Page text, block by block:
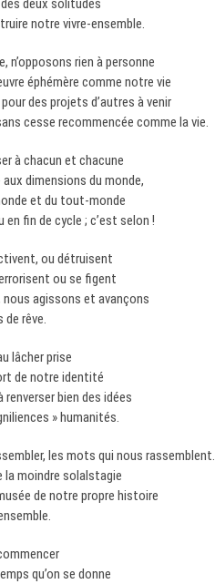
deux solitudes
notre vivre-ensemble.
n’opposons rien à personne
éphémère comme notre vie
des projets d’autres à venir
cesse recommencée comme la vie.
à chacun et chacune
dimensions du monde,
et du tout-monde
fin de cycle ; c’est selon !
ou détruisent
ou se figent
agissons et avançons
de rêve.
lâcher prise
de notre identité
bien des idées
» humanités.
les mots qui nous rassemblent.
la moindre solalstagie
de notre propre histoire
qu’on se donne